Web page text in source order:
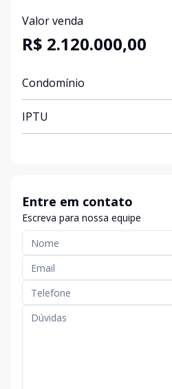
Valor venda
R$ 2.120.000,00
Condomínio
IPTU
Entre em contato
Escreva para nossa equipe